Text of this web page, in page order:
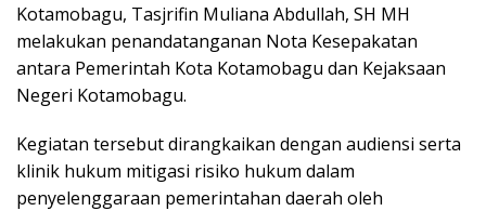
Kotamobagu, Tasjrifin Muliana Abdullah, SH MH
melakukan penandatanganan Nota Kesepakatan
antara Pemerintah Kota Kotamobagu dan Kejaksaan
Negeri Kotamobagu.
Kegiatan tersebut dirangkaikan dengan audiensi serta
klinik hukum mitigasi risiko hukum dalam
penyelenggaraan pemerintahan daerah oleh